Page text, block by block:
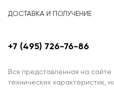
ДОСТАВКА И ПОЛУЧЕНИЕ
Вся представленная на
технических характеристик,
+7 (495) 726-76-86